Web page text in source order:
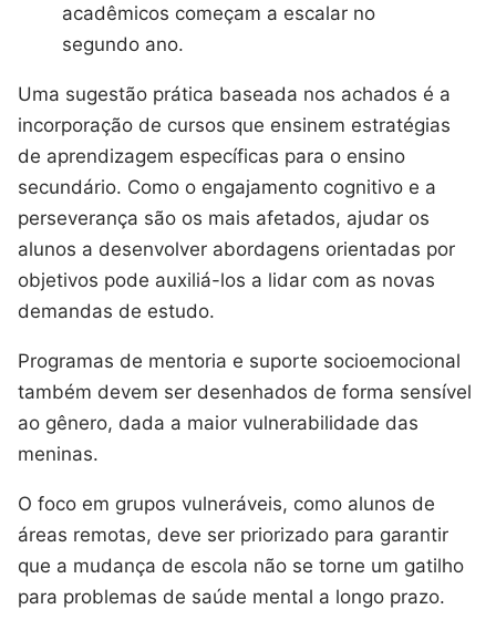
acadêmicos começam a escalar no
segundo ano.
Uma sugestão prática baseada nos achados é a
incorporação de cursos que ensinem estratégias
de aprendizagem específicas para o ensino
secundário. Como o engajamento cognitivo e a
perseverança são os mais afetados, ajudar os
alunos a desenvolver abordagens orientadas por
objetivos pode auxiliá-los a lidar com as novas
demandas de estudo.
Programas de mentoria e suporte socioemocional
também devem ser desenhados de forma sensível
ao gênero, dada a maior vulnerabilidade das
meninas.
O foco em grupos vulneráveis, como alunos de
áreas remotas, deve ser priorizado para garantir
que a mudança de escola não se torne um gatilho
para problemas de saúde mental a longo prazo.